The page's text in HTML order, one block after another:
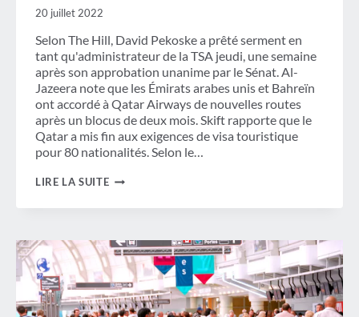
20 juillet 2022
Selon The Hill, David Pekoske a prêté serment en
tant qu'administrateur de la TSA jeudi, une semaine
après son approbation unanime par le Sénat. Al-
Jazeera note que les Émirats arabes unis et Bahreïn
ont accordé à Qatar Airways de nouvelles routes
après un blocus de deux mois. Skift rapporte que le
Qatar a mis fin aux exigences de visa touristique
pour 80 nationalités. Selon le…
LIRE LA SUITEREVUE